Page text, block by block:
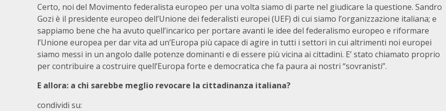
Certo, noi del Movimento federalista europeo per una volta siamo di parte nel giudicare la questione. Sandro
Gozi è il presidente europeo dell’Unione dei federalisti europei (UEF) di cui siamo l’organizzazione italiana; e
sappiamo bene che ha avuto quell’incarico per portare avanti le idee del federalismo europeo e riformare
l’Unione europea per dar vita ad un’Europa più capace di agire in tutti i settori in cui altrimenti noi europei
siamo messi in un angolo dalle potenze dominanti e di essere più vicina ai cittadini. E’ stato chiamato proprio
per contribuire a costruire quell’Europa forte e democratica che fa paura ai nostri “sovranisti”.
E allora: a chi sarebbe meglio revocare la cittadinanza italiana?
condividi su: